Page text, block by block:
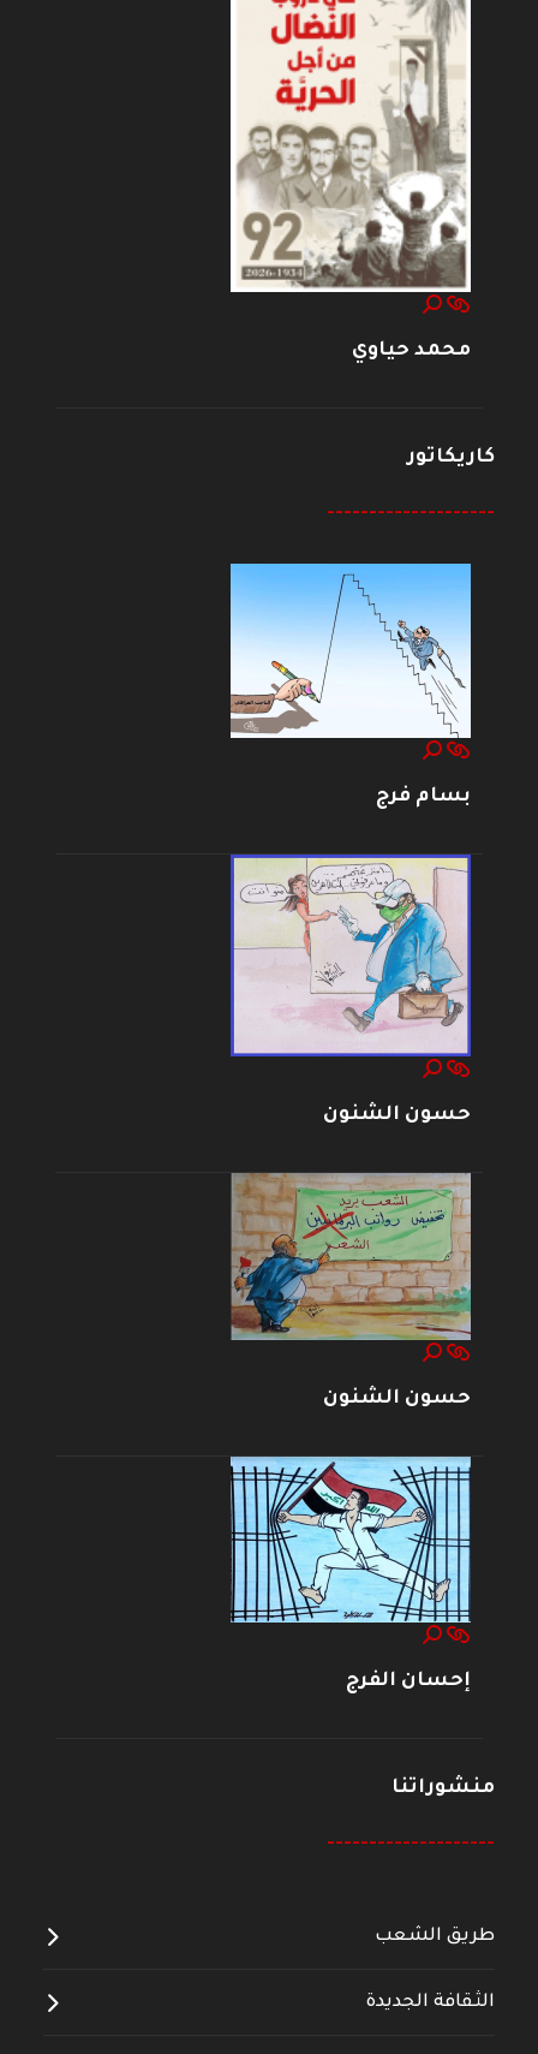
محمد حياوي
كاريكاتور
--------------------
بسام فرج
حسون الشنون
حسون الشنون
إحسان الفرج
منشوراتنا
--------------------
طريق الشعب
الثقافة الجديدة